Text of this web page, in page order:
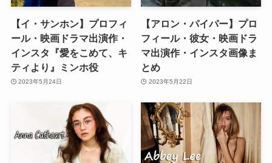
【イ・サンホン】プロフィ
ール・映画ドラマ出演作・
インスタ『愛をこめて、キ
ティより』ミンホ役
2023年5月24日
【アロン・パイパー】プロ
フィール・彼女・映画ドラ
マ出演作・インスタ画像ま
とめ
2023年5月22日